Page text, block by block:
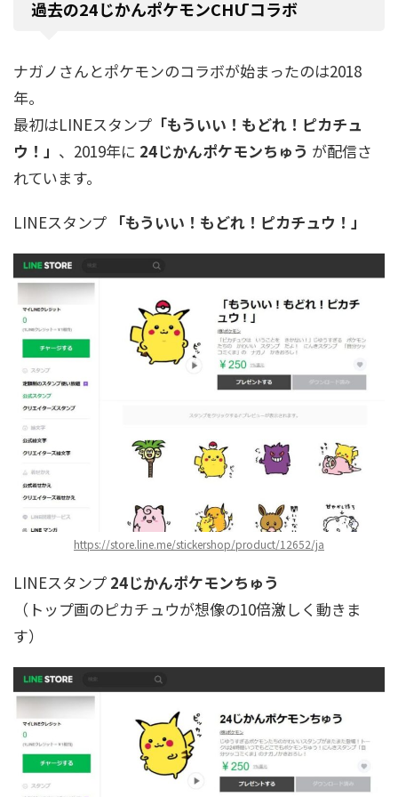
過去の24じかんポケモンCHŪ コラボ
ナガノさんとポケモンのコラボが始まったのは2018
年。
最初はLINEスタンプ 「もういい！もどれ！ピカチュ
ウ！」 、2019年に 24じかんポケモンちゅう が配信さ
れています。
LINEスタンプ 「もういい！もどれ！ピカチュウ！」
https://store.line.me/stickershop/product/12652/ja
LINEスタンプ 24じかんポケモンちゅう
（トップ画のピカチュウが想像の10倍激しく動きま
す）